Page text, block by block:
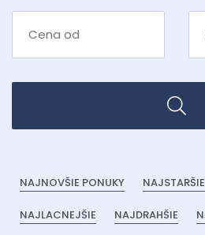
NAJNOVŠIE PONUKY
NAJLACNEJŠIE NAJDRAHŠIE